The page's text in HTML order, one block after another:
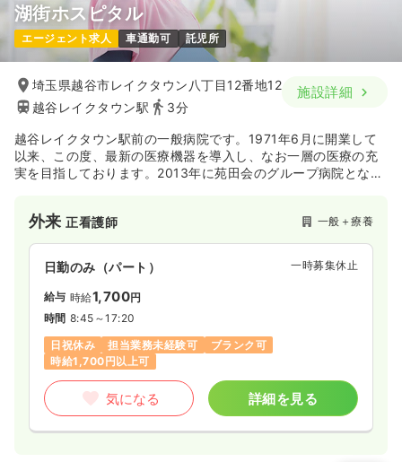
湖街ホスピタル
エージェント求人 車通勤可 託児所
埼玉県越谷市レイクタウン八丁目12番地12
越谷レイクタウン駅
3分
施設詳細
越谷レイクタウン駅前の一般病院です。1971年6月に開業して
以来、この度、最新の医療機器を導入し、なお一層の医療の充
実を目指しております。2013年に苑田会のグループ病院となり
外来正看護師 一般＋療養
日勤のみ（パート） 一時募集休止
給与 時給1,700円
時間 8:45～17:20
日祝休み
担当業務未経験可
ブランク可
時給1,700円以上可
気になる 詳細を見る